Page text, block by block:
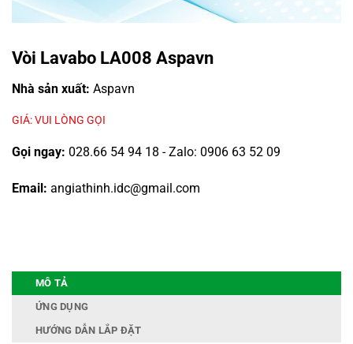
Vòi Lavabo LA008 Aspavn
Nhà sản xuất: Aspavn
GIÁ: VUI LÒNG GỌI
Gọi ngay: 028.66 54 94 18 - Zalo: 0906 63 52 09
Email: angiathinh.idc@gmail.com
MÔ TẢ
ỨNG DỤNG
HƯỚNG DẪN LẮP ĐẶT